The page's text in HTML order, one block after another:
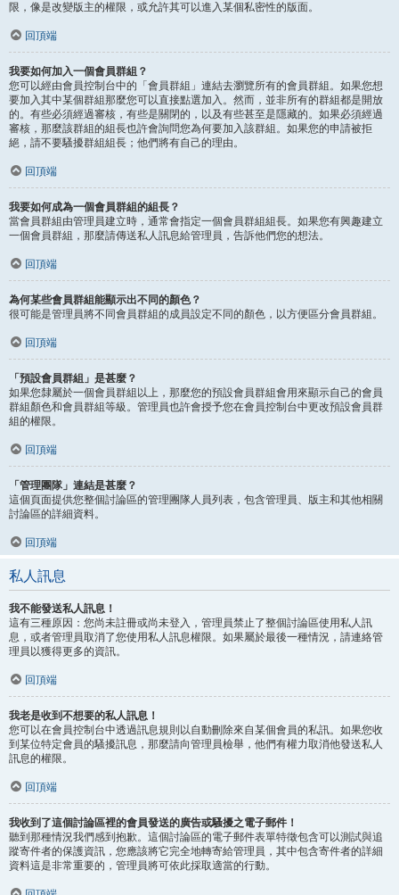
限，像是改變版主的權限，或允許其可以進入某個私密性的版面。
回頂端
我要如何加入一個會員群組？
您可以經由會員控制台中的「會員群組」連結去瀏覽所有的會員群組。如果您想
要加入其中某個群組那麼您可以直接點選加入。然而，並非所有的群組都是開放
的。有些必須經過審核，有些是關閉的，以及有些甚至是隱藏的。如果必須經過
審核，那麼該群組的組長也許會詢問您為何要加入該群組。如果您的申請被拒
絕，請不要騷擾群組組長；他們將有自己的理由。
回頂端
我要如何成為一個會員群組的組長？
當會員群組由管理員建立時，通常會指定一個會員群組組長。如果您有興趣建立
一個會員群組，那麼請傳送私人訊息給管理員，告訴他們您的想法。
回頂端
為何某些會員群組能顯示出不同的顏色？
很可能是管理員將不同會員群組的成員設定不同的顏色，以方便區分會員群組。
回頂端
「預設會員群組」是甚麼？
如果您隸屬於一個會員群組以上，那麼您的預設會員群組會用來顯示自己的會員
群組顏色和會員群組等級。管理員也許會授予您在會員控制台中更改預設會員群
組的權限。
回頂端
「管理團隊」連結是甚麼？
這個頁面提供您整個討論區的管理團隊人員列表，包含管理員、版主和其他相關
討論區的詳細資料。
回頂端
私人訊息
我不能發送私人訊息！
這有三種原因：您尚未註冊或尚未登入，管理員禁止了整個討論區使用私人訊
息，或者管理員取消了您使用私人訊息權限。如果屬於最後一種情況，請連絡管
理員以獲得更多的資訊。
回頂端
我老是收到不想要的私人訊息！
您可以在會員控制台中透過訊息規則以自動刪除來自某個會員的私訊。如果您收
到某位特定會員的騷擾訊息，那麼請向管理員檢舉，他們有權力取消他發送私人
訊息的權限。
回頂端
我收到了這個討論區裡的會員發送的廣告或騷擾之電子郵件！
聽到那種情況我們感到抱歉。這個討論區的電子郵件表單特徵包含可以測試與追
蹤寄件者的保護資訊，您應該將它完全地轉寄給管理員，其中包含寄件者的詳細
資料這是非常重要的，管理員將可依此採取適當的行動。